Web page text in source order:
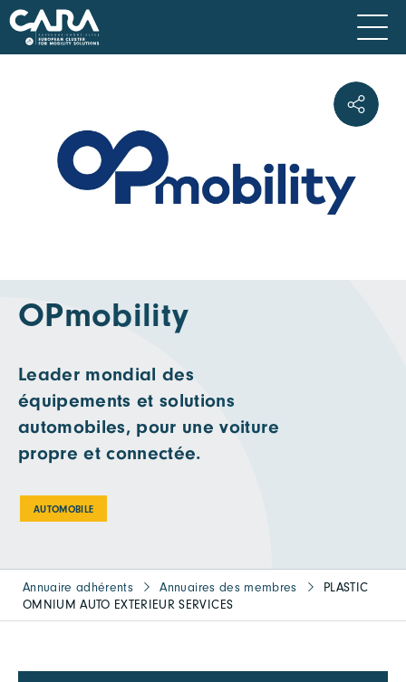
OPmobility
Leader mondial des
équipements et solutions
automobiles, pour une voiture
propre et connectée.
AUTOMOBILE
Annuaire adhérents Annuaires des membres
PLASTIC
OMNIUM AUTO EXTERIEUR SERVICES